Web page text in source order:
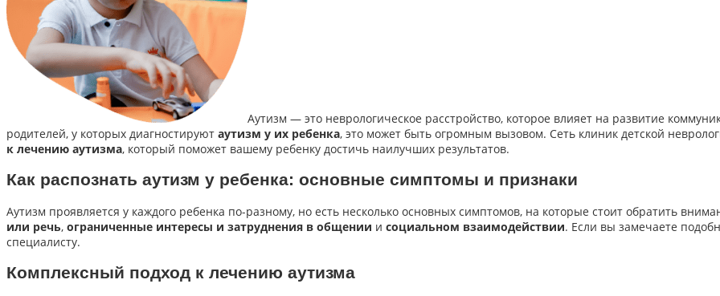
Аутизм — это неврологическое расстройство, которое влияет на развитие
родителей, у которых диагностируют аутизм у их ребенка, это может быть огромным вызовом. Сеть клиник детской
к лечению аутизма, который поможет вашему ребенку достичь наилучших результатов.
Как распознать аутизм у ребенка: основные симптомы и признаки
Аутизм проявляется у каждого ребенка по-разному, но есть несколько основных симптомов, на которые стоит обратить
или речь, ограниченные интересы и затруднения в общении и социальном взаимодействии. Если вы замечаете
специалисту.
Комплексный подход к лечению аутизма